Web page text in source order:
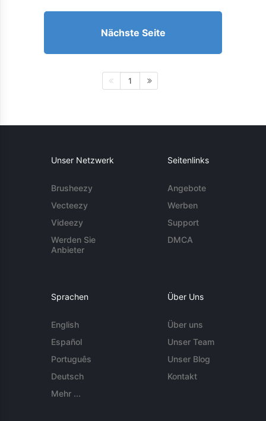
Nächste Seite
1
Unser Netzwerk
Brusheezy
Vecteezy
Videezy
Werden Sie
Anbieter
Seitenlinks
Angebote
Werben
Support
DMCA
Sprachen
English
Español
Português
Deutsch
Mehr ...
Über Uns
Über uns
Unser Team
Unser Blog
Kontakt